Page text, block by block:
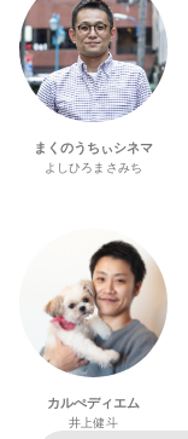
まくのうちぃシネマ
よしひろまさみち
カルぺディエム
井上健斗